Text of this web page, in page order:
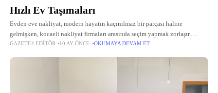
Hızlı Ev Taşımaları
Evden eve nakliyat, modern hayatın kaçınılmaz bir parçası haline
gelmişken, kocaeli nakliyat firmaları arasında seçim yapmak zorlaşır.
Kocaeli evden eve nakliyat gibi spesifik hizmetler, hem kalite hem de
GAZETE4 EDITÖR 10 AY ÖNCE OKUMAYA DEVAM ET